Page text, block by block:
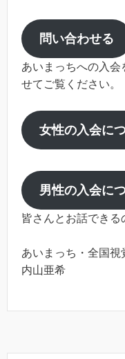
問い合わせる
あいまっちへの入
せてご覧ください。
女性の入会に
男性の入会に
皆さんとお話できる
あいまっち・全国
内山亜希